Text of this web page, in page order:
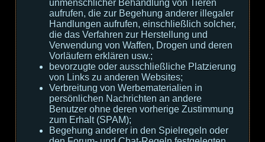
unmenschlicher Behandlung von Tieren
aufrufen, die zur Begehung anderer illegaler
Handlungen aufrufen, einschließlich solcher,
die das Verfahren zur Herstellung und
Verwendung von Waffen, Drogen und deren
Vorläufern erklären usw.;
bevorzugte oder ausschließliche Platzierung
von Links zu anderen Websites;
Verbreitung von Werbematerialien in
persönlichen Nachrichten an andere
Benutzer ohne deren vorherige Zustimmung
zum Erhalt (SPAM);
Begehung anderer in den Spielregeln oder